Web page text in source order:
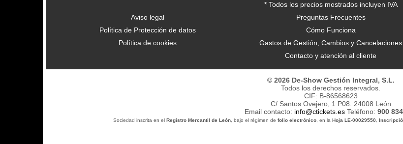
* Todos los precios mostrados incluyen IVA
Aviso legal
Política de Protección de datos
Política de cookies
Preguntas Frecuentes
Cómo Funciona
Gastos de Gestión, Cambios y Cancelaciones
Contacto y atención al cliente
© 2026 De-Show Gestión Integral, S.L.
Todos los derechos reservados.
CIF: B-86568623
C/ Santos Ovejero, 1 P08. 24008 León
Email contacto: info@ctickets.es Teléfono: 900
Sociedad inscrita en el Registro Mercantil de León, bajo el régimen de folio electrónico, en la Hoja LE-00029550,